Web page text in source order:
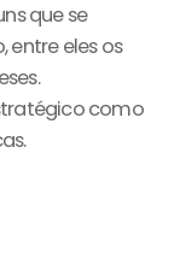
que se
eles os
como